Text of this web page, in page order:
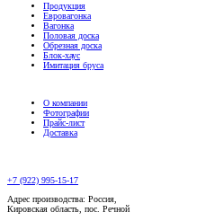
Продукция
Евровагонка
Вагонка
Половая доска
Обрезная доска
Блок-хаус
Имитация бруса
О компании
Фотографии
Прайс-лист
Доставка
+7 (922) 995-15-17
Адрес производства: Россия,
Кировская область, пос. Речной